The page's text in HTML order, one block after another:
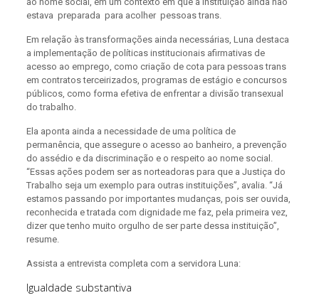
estava preparada para acolher pessoas trans.
Em relação às transformações ainda necessárias, Luna destaca
a implementação de políticas institucionais afirmativas de
acesso ao emprego, como criação de cota para pessoas trans
em contratos terceirizados, programas de estágio e concursos
públicos, como forma efetiva de enfrentar a divisão transexual
do trabalho.
Ela aponta ainda a necessidade de uma política de
permanência, que assegure o acesso ao banheiro, a prevenção
do assédio e da discriminação e o respeito ao nome social.
“Essas ações podem ser as norteadoras para que a Justiça do
Trabalho seja um exemplo para outras instituições”, avalia. “Já
estamos passando por importantes mudanças, pois ser ouvida,
reconhecida e tratada com dignidade me faz, pela primeira vez,
dizer que tenho muito orgulho de ser parte dessa instituição”,
resume.
Assista a entrevista completa com a servidora Luna:
Igualdade substantiva